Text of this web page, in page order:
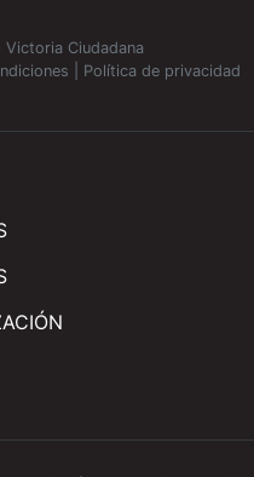
Ciudadana
Política de privacidad